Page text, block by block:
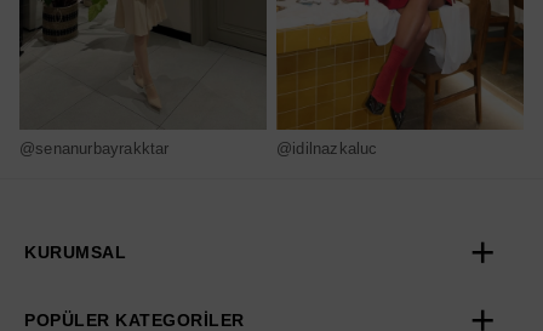
@senanurbayrakktar @idilnazkaluc
KURUMSAL
POPÜLER KATEGORİLER